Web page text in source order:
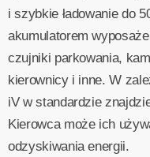
i szybkie ładowanie do
akumulatorem
czujniki parkowania,
kierownicy i inne. W
iV w standardzie
Kierowca może ich
odzyskiwania energii.